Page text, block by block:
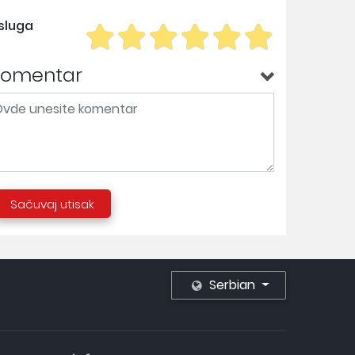
Sačuvaj utisak
Serbian